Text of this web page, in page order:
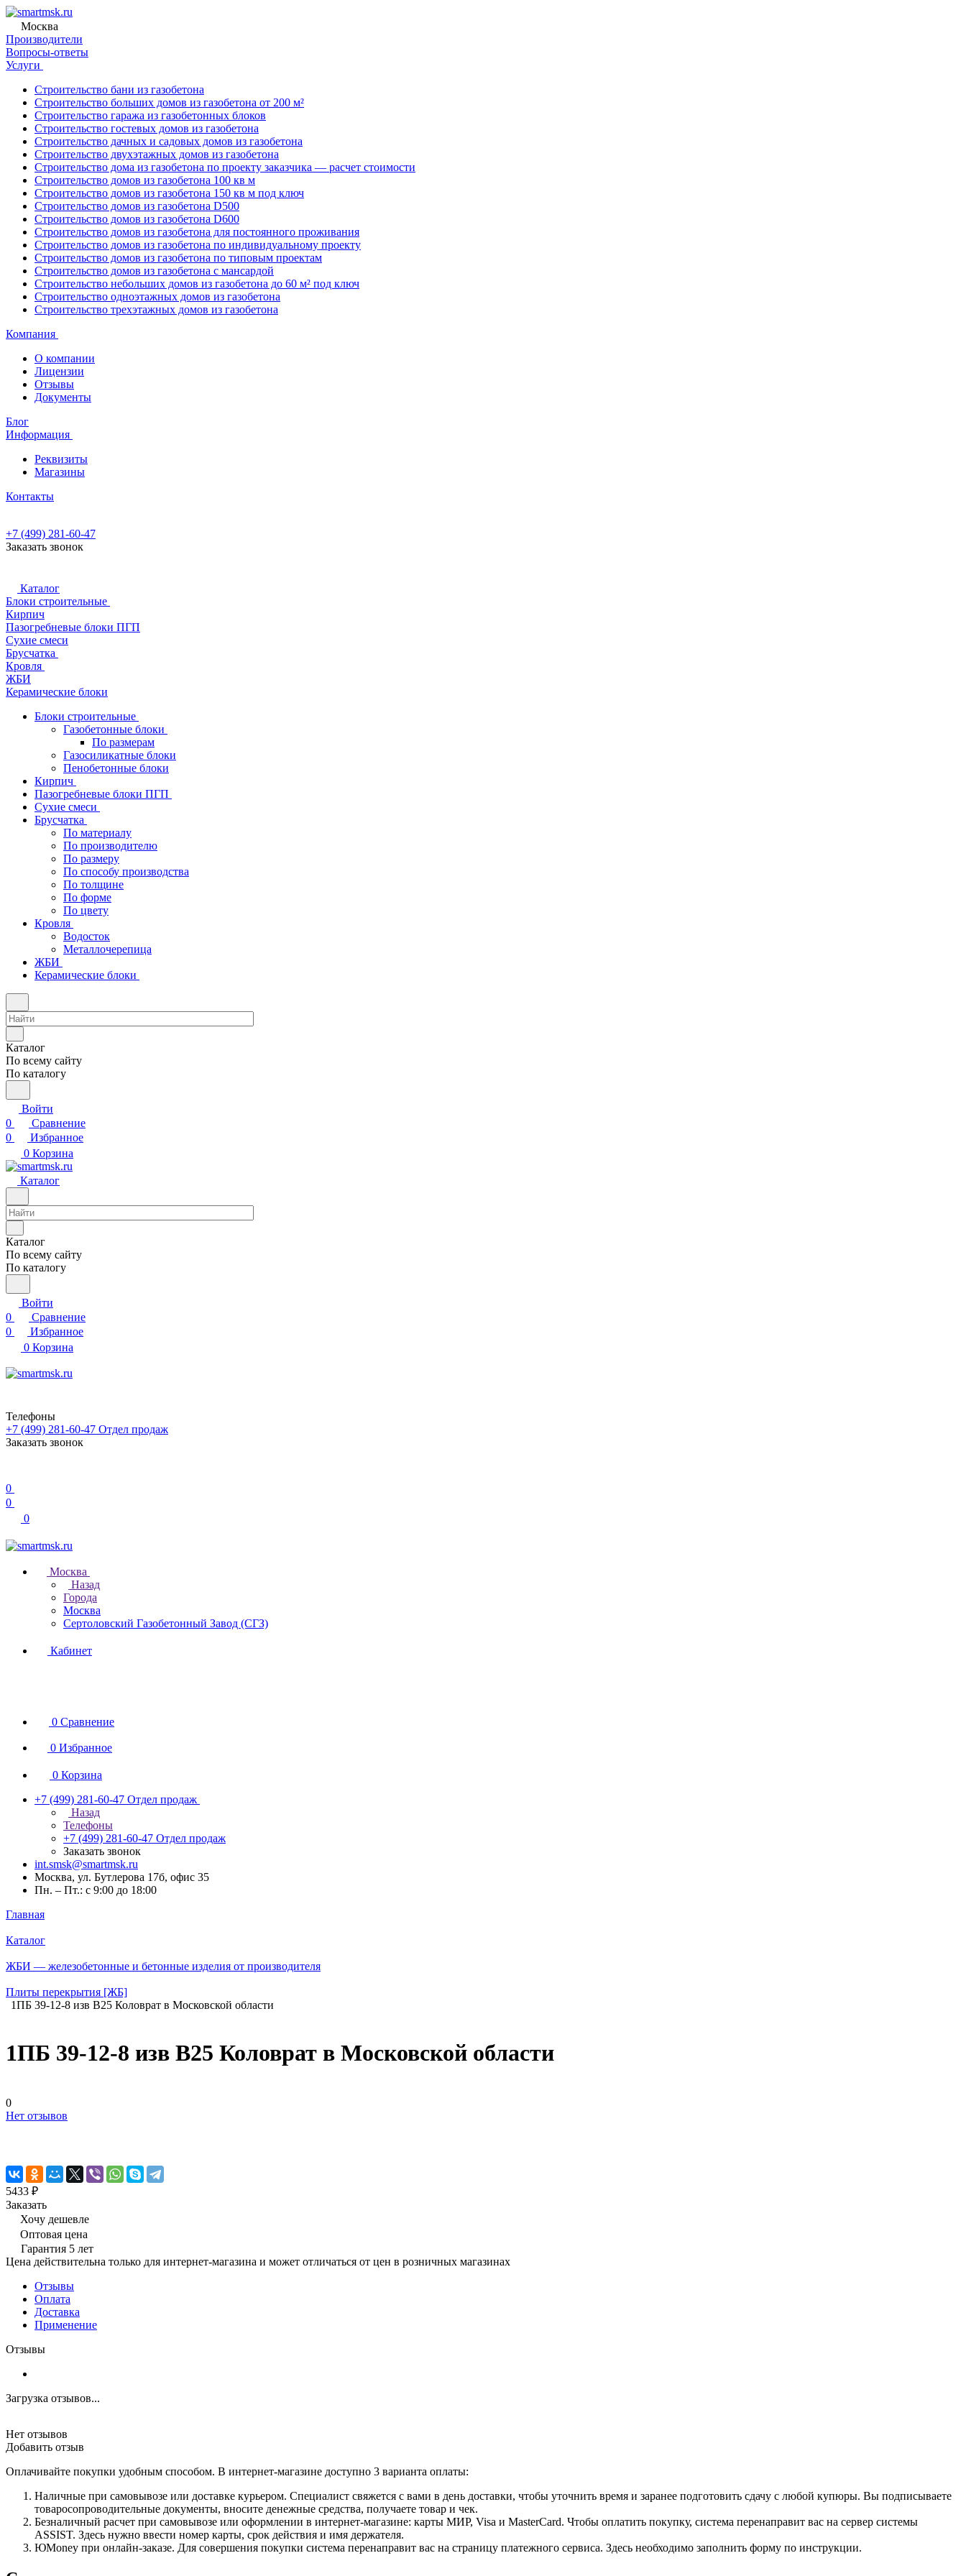
Москва
Производители
Вопросы-ответы
Услуги
Строительство бани из газобетона
Строительство больших домов из газобетона от 200 м²
Строительство гаража из газобетонных блоков
Строительство гостевых домов из газобетона
Строительство дачных и садовых домов из газобетона
Строительство двухэтажных домов из газобетона
Строительство дома из газобетона по проекту заказчика — расчет стоимости
Строительство домов из газобетона 100 кв м
Строительство домов из газобетона 150 кв м под ключ
Строительство домов из газобетона D500
Строительство домов из газобетона D600
Строительство домов из газобетона для постоянного проживания
Строительство домов из газобетона по индивидуальному проекту
Строительство домов из газобетона по типовым проектам
Строительство домов из газобетона с мансардой
Строительство небольших домов из газобетона до 60 м² под ключ
Строительство одноэтажных домов из газобетона
Строительство трехэтажных домов из газобетона
Компания
О компании
Лицензии
Отзывы
Документы
Блог
Информация
Реквизиты
Магазины
Контакты
+7 (499) 281-60-47
Заказать звонок
Каталог
Блоки строительные
Кирпич
Пазогребневые блоки ПГП
Сухие смеси
Брусчатка
Кровля
ЖБИ
Керамические блоки
Блоки строительные
Газобетонные блоки
По размерам
Газосиликатные блоки
Пенобетонные блоки
Кирпич
Пазогребневые блоки ПГП
Сухие смеси
Брусчатка
По материалу
По производителю
По размеру
По способу производства
По толщине
По форме
По цвету
Кровля
Водосток
Металлочерепица
ЖБИ
Керамические блоки
Каталог
По всему сайту
По каталогу
Войти
0
Сравнение
0
Избранное
0 Корзина
Каталог
Каталог
По всему сайту
По каталогу
Войти
0
Сравнение
0
Избранное
0 Корзина
Телефоны
+7 (499) 281-60-47 Отдел продаж
Заказать звонок
0
0
0
Москва
Назад
Города
Москва
Сертоловский Газобетонный Завод (СГЗ)
Кабинет
0 Сравнение
0 Избранное
0 Корзина
+7 (499) 281-60-47 Отдел продаж
Назад
Телефоны
+7 (499) 281-60-47 Отдел продаж
Заказать звонок
int.smsk@smartmsk.ru
Москва, ул. Бутлерова 17б, офис 35
Пн. – Пт.: с 9:00 до 18:00
Главная
Каталог
ЖБИ — железобетонные и бетонные изделия от производителя
Плиты перекрытия [ЖБ]
1ПБ 39-12-8 изв В25 Коловрат в Московской области
1ПБ 39-12-8 изв В25 Коловрат в Московской области
0
Нет отзывов
5433 ₽
Заказать
Хочу дешевле
Оптовая цена
Гарантия 5 лет
Цена действительна только для интернет-магазина и может отличаться от цен в розничных магазинах
Отзывы
Оплата
Доставка
Применение
Отзывы
Загрузка отзывов...
Нет отзывов
Добавить отзыв
Оплачивайте покупки удобным способом. В интернет-магазине доступно 3 варианта оплаты:
Наличные при самовывозе или доставке курьером. Специалист свяжется с вами в день доставки, чтобы уточнить время и заранее подготовить сдачу с любой купюры. Вы подписываете
товаросопроводительные документы, вносите денежные средства, получаете товар и чек.
Безналичный расчет при самовывозе или оформлении в интернет-магазине: карты МИР, Visa и MasterCard. Чтобы оплатить покупку, система перенаправит вас на сервер системы
ASSIST. Здесь нужно ввести номер карты, срок действия и имя держателя.
ЮMoney при онлайн-заказе. Для совершения покупки система перенаправит вас на страницу платежного сервиса. Здесь необходимо заполнить форму по инструкции.